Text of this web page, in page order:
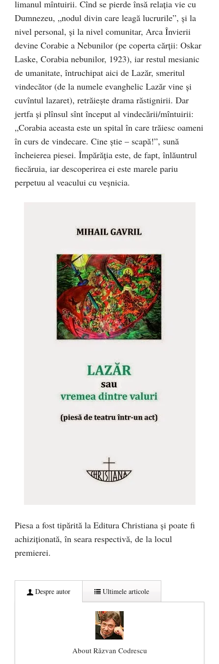
limanul mîntuirii. Cînd se pierde însă relaţia vie cu
Dumnezeu, „nodul divin care leagă lucrurile”, şi la
nivel personal, şi la nivel comunitar, Arca Învierii
devi­ne Corabie a Nebunilor (pe coperta cărții: Oskar
Laske, Corabia nebunilor, 1923), iar restul mesianic
de umanitate, întruchipat aici de Lazăr, smeritul
vindecător (de la numele evanghelic Lazăr vi­ne şi
cuvîntul lazaret), retrăieşte drama răstignirii. Dar
jertfa şi plîn­­sul sînt început al vindecării/mîn­tuirii:
„Corabia aceasta este un spi­­tal în care trăiesc oameni
în curs de vinde­care. Cine ştie – scapă!”, sună
încheierea piesei. Îm­părăţia este, de fapt, înlăuntrul
fie­căruia, iar descoperirea ei este ma­rele pariu
perpetuu al veacului cu veşnicia.
Piesa a fost tipărită la Editura Christiana și poate fi
achiziționată, în seara respectivă, de la locul
premierei.
Despre autor Ultimele articole
About Răzvan Codrescu